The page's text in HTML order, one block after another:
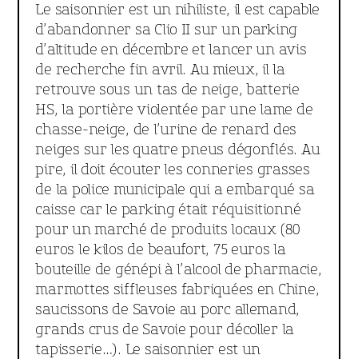
Le saisonnier est un nihiliste, il est capable
d’abandonner sa Clio II sur un parking
d’altitude en décembre et lancer un avis
de recherche fin avril. Au mieux, il la
retrouve sous un tas de neige, batterie
HS, la portière violentée par une lame de
chasse-neige, de l’urine de renard des
neiges sur les quatre pneus dégonflés. Au
pire, il doit écouter les conneries grasses
de la police municipale qui a embarqué sa
caisse car le parking était réquisitionné
pour un marché de produits locaux (80
euros le kilos de beaufort, 75 euros la
bouteille de génépi à l’alcool de pharmacie,
marmottes siffleuses fabriquées en Chine,
saucissons de Savoie au porc allemand,
grands crus de Savoie pour décoller la
tapisserie…). Le saisonnier est un